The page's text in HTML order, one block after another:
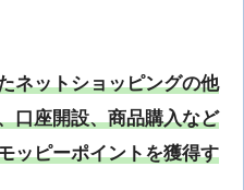
ネットショッピングの他
口座開設、商品購入など
ッピーポイントを獲得す